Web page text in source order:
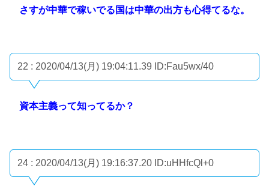
さすが中華で稼いでる国は中華の出方も心得てるな。
22 : 2020/04/13(月) 19:04:11.39 ID:Fau5wx/40
資本主義って知ってるか？
24 : 2020/04/13(月) 19:16:37.20 ID:uHHfcQl+0